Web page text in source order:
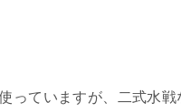
っていますが、二式水戦